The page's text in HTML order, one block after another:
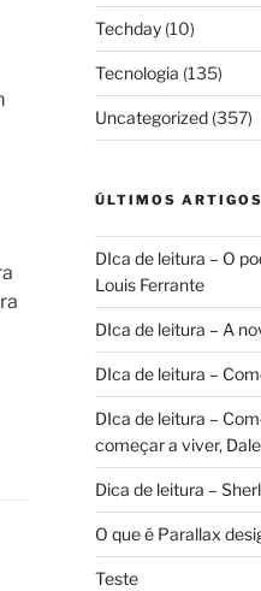
Techday(10)
Tecnologia (135)
Uncategorized(357)
ÚLTIMOS ARTIGOS
DIca de leitura – O
Louis Ferrante
DIca de leitura – A
DIca de leitura –
DIca de leitura –
começar a viver,
Dica de leitura –
O que é Parallax
Teste